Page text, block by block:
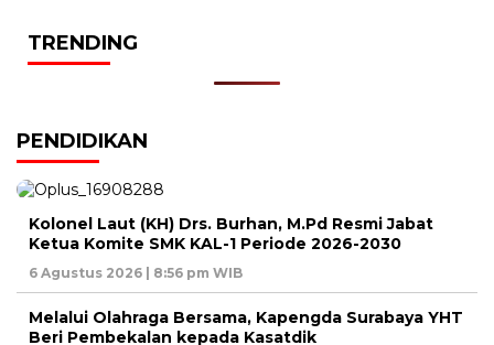
TRENDING
PENDIDIKAN
Kolonel Laut (KH) Drs. Burhan, M.Pd Resmi Jabat
Ketua Komite SMK KAL-1 Periode 2026-2030
6 Agustus 2026 | 8:56 pm WIB
Melalui Olahraga Bersama, Kapengda Surabaya YHT
Beri Pembekalan kepada Kasatdik